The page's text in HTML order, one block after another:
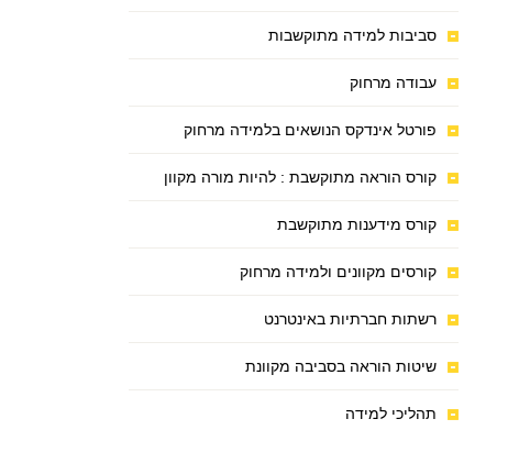
סביבות למידה מתוקשבות
עבודה מרחוק
פורטל אינדקס הנושאים בלמידה מרחוק
קורס הוראה מתוקשבת : להיות מורה מקוון
קורס מידענות מתוקשבת
קורסים מקוונים ולמידה מרחוק
רשתות חברתיות באינטרנט
שיטות הוראה בסביבה מקוונת
תהליכי למידה